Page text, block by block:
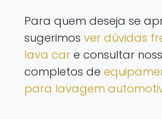
Para quem deseja se
sugerimos ver dúvidas
lava car e consultar
completos de
para lavagem